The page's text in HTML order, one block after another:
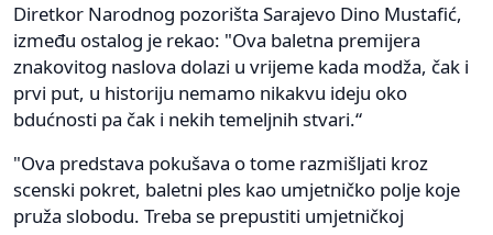
Diretkor Narodnog pozorišta Sarajevo Dino Mustafić,
između ostalog je rekao: "Ova baletna premijera
znakovitog naslova dolazi u vrijeme kada modža, čak i
prvi put, u historiju nemamo nikakvu ideju oko
bdućnosti pa čak i nekih temeljnih stvari.“
"Ova predstava pokušava o tome razmišljati kroz
scenski pokret, baletni ples kao umjetničko polje koje
pruža slobodu. Treba se prepustiti umjetničkoj